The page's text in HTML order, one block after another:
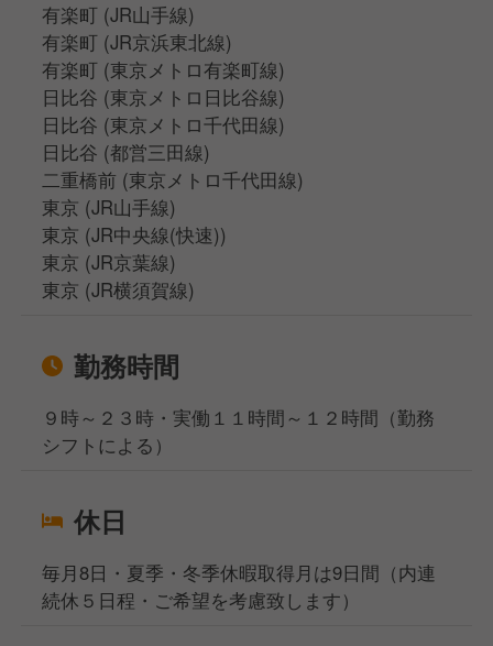
有楽町 (JR山手線)
有楽町 (JR京浜東北線)
有楽町 (東京メトロ有楽町線)
日比谷 (東京メトロ日比谷線)
日比谷 (東京メトロ千代田線)
日比谷 (都営三田線)
二重橋前 (東京メトロ千代田線)
東京 (JR山手線)
東京 (JR中央線(快速))
東京 (JR京葉線)
東京 (JR横須賀線)
勤務時間
９時～２３時・実働１１時間～１２時間（勤務
シフトによる）
休日
毎月8日・夏季・冬季休暇取得月は9日間（内連
続休５日程・ご希望を考慮致します）